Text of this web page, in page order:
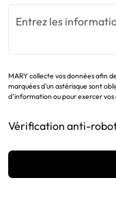
MARY collecte vos données afin
marquées d'un astérisque sont
d’information ou pour exercer
Vérification anti-